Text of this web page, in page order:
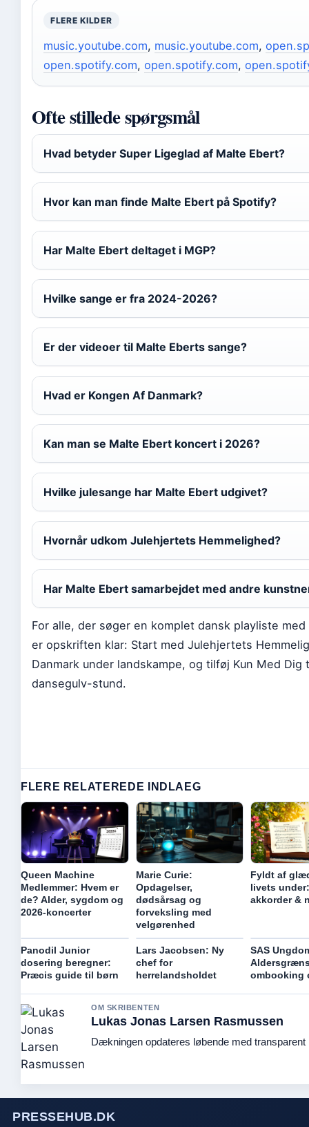
FLERE KILDER
music.youtube.com, music.youtube.com,
open.spotify.com, open.spotify.com,
Ofte stillede spørgsmål
Hvad betyder Super Ligeglad af Malte Ebert?
Hvor kan man finde Malte Ebert på Spotify?
Har Malte Ebert deltaget i MGP?
Hvilke sange er fra 2024-2026?
Er der videoer til Malte Eberts sange?
Hvad er Kongen Af Danmark?
Kan man se Malte Ebert koncert i 2026?
Hvilke julesange har Malte Ebert udgivet?
Hvornår udkom Julehjertets Hemmelighed?
Har Malte Ebert samarbejdet med andre
For alle, der søger en komplet dansk playliste
er opskriften klar: Start med Julehjertets
Danmark under landskampe, og tilføj Kun Med
dansegulv-stund.
FLERE RELATEREDE INDLAEG
Queen Machine
Medlemmer: Hvem er
de? Alder, sygdom og
2026-koncerter
Marie Curie:
Opdagelser,
dødsårsag og
forveksling med
velgørenhed
Fyldt af
livets
akkorder &
Panodil Junior
dosering beregner:
Præcis guide til børn
Lars Jacobsen: Ny
chef for
herrelandsholdet
SAS
ombooking
OM SKRIBENTEN
Lukas Jonas Larsen Rasmussen
Dækningen opdateres løbende med transparent
PRESSEHUB.DK